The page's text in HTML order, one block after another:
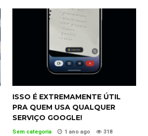
ISSO É EXTREMAMENTE ÚTIL
PRA QUEM USA QUALQUER
SERVIÇO GOOGLE!
Sem categoria 1 ano ago 318